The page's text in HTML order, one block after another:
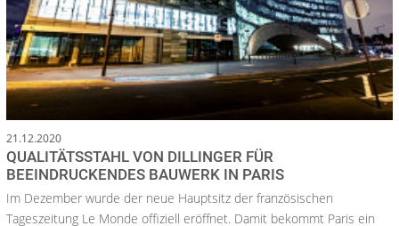
21.12.2020
QUALITÄTSSTAHL VON DILLINGER FÜR
BEEINDRUCKENDES BAUWERK IN PARIS
Im Dezember wurde der neue Hauptsitz der französischen
Tageszeitung Le Monde offiziell eröffnet. Damit bekommt Paris ein